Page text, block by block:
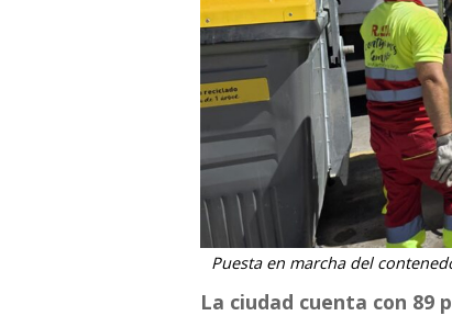
Puesta en marcha del
La ciudad cuenta con 89